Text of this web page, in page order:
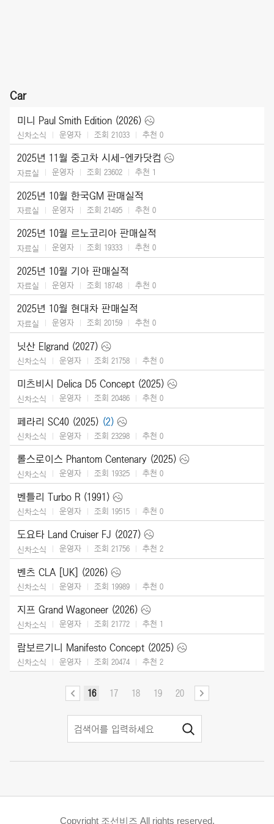
Car
미니 Paul Smith Edition (2026)
신차소식 운영자 조회 21033 추천 0
2025년 11월 중고차 시세-엔카닷컴
자료실 운영자 조회 23602 추천 1
2025년 10월 한국GM 판매실적
자료실 운영자 조회 21495 추천 0
2025년 10월 르노코리아 판매실적
자료실 운영자 조회 19333 추천 0
2025년 10월 기아 판매실적
자료실 운영자 조회 18748 추천 0
2025년 10월 현대차 판매실적
자료실 운영자 조회 20159 추천 0
닛산 Elgrand (2027)
신차소식 운영자 조회 21758 추천 0
미츠비시 Delica D5 Concept (2025)
신차소식 운영자 조회 20486 추천 0
페라리 SC40 (2025) (2)
신차소식 운영자 조회 23298 추천 0
롤스로이스 Phantom Centenary (2025)
신차소식 운영자 조회 19325 추천 0
벤틀리 Turbo R (1991)
신차소식 운영자 조회 19515 추천 0
도요타 Land Cruiser FJ (2027)
신차소식 운영자 조회 21756 추천 2
벤츠 CLA [UK] (2026)
신차소식 운영자 조회 19989 추천 0
지프 Grand Wagoneer (2026)
신차소식 운영자 조회 21772 추천 1
람보르기니 Manifesto Concept (2025)
신차소식 운영자 조회 20474 추천 2
16 17 18 19 20
Copyright 조선비즈 All rights reserved.